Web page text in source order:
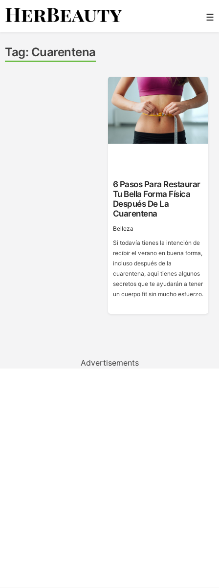
Skip
☰
Tag: Cuarentena
6 Pasos Para Restaurar
Tu Bella Forma Física
Después De La
Cuarentena
Belleza
Si todavía tienes la intención de
recibir el verano en buena forma,
incluso después de la
cuarentena, aqui tienes algunos
secretos que te ayudarán a tener
un cuerpo fit sin mucho esfuerzo.
Advertisements